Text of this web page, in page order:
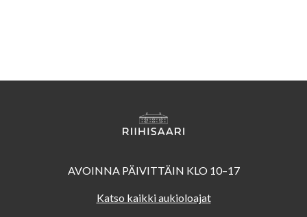
AVOINNA PÄIVITTÄIN KLO 10–17
Katso kaikki aukioloajat